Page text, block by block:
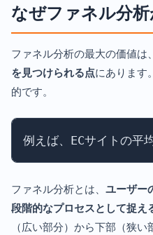
なぜファネル分
ファネル分析の最大の価値は、
を見つけられる点にあります
的です。
例えば、ECサイトの平
ファネル分析とは、 ユーザー
段階的なプロセスとして捉え
（広い部分）から下部（狭